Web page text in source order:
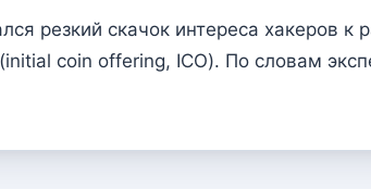
резкий скачок интереса хакеров
coin offering, ICO). По словам